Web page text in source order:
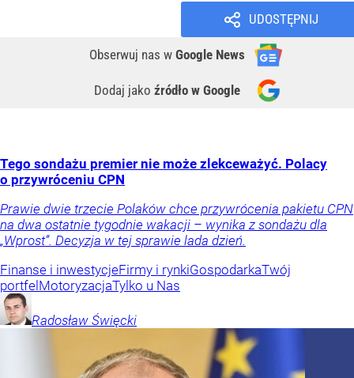
UDOSTĘPNIJ
Obserwuj nas w Google News
Dodaj jako źródło w Google
Tego sondażu premier nie może zlekceważyć. Polacy
o przywróceniu CPN
Prawie dwie trzecie Polaków chce przywrócenia pakietu CPN
na dwa ostatnie tygodnie wakacji – wynika z sondażu dla
„Wprost”. Decyzja w tej sprawie lada dzień.
Finanse i inwestycjeFirmy i rynkiGospodarkaTwój
portfel MotoryzacjaTylko u Nas
Radosław Święcki